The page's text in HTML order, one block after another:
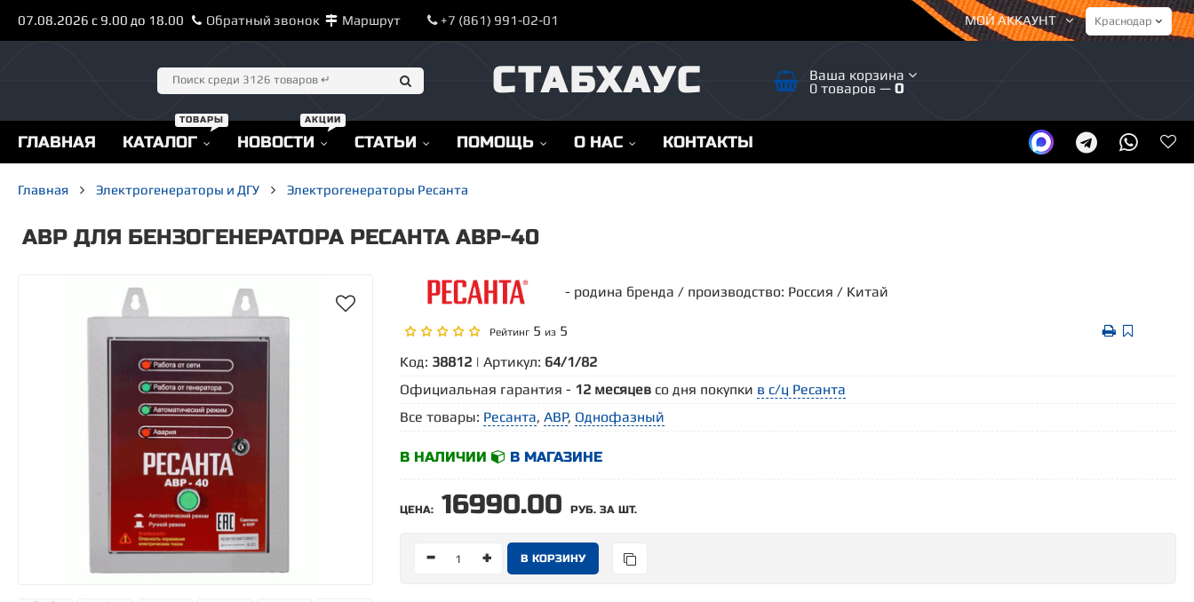
МОЙ АККАУНТ
07.08.2026 с 9.00 до 18.00 Обратный звонок Маршрут +7 (861) 991-02-01
СТАБХАУС Ваша корзина
0 товаров — 0
ГЛАВНАЯ КАТАЛОГ НОВОСТИ СТАТЬИ ПОМОЩЬ О НАС КОНТАКТЫ
Главная Электрогенераторы и ДГУ Электрогенераторы Ресанта
АВР ДЛЯ БЕНЗОГЕНЕРАТОРА РЕСАНТА АВР-40
- родина бренда / производство: Россия / Китай
Рейтинг 5 из 5
Код: 38812 | Артикул: 64/1/82
Официальная гарантия - 12 месяцев со дня покупки в с/ц Ресанта
Все товары: Ресанта, АВР, Однофазный
В НАЛИЧИИ В МАГАЗИНЕ
ЦЕНА: 16990.00 РУБ. ЗА ШТ.
- +